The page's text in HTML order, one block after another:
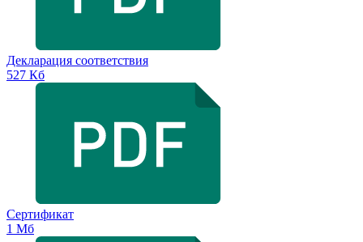
Декларация соответствия
527 Кб
Сертификат
1 Мб